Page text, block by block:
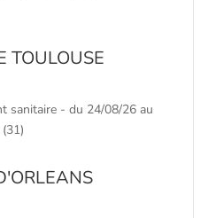
TOULOUSE
sanitaire - du 24/08/26 au